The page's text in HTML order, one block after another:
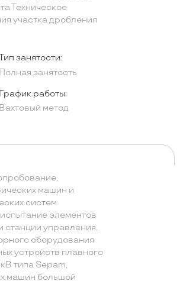
Техническое
участка дробления
занятости:
Полная занятость
График работы:
Вахтовый метод
машин и
систем
элементов
станции управления.
оборудования
устройств плавного
типа Sepam,
машин большой